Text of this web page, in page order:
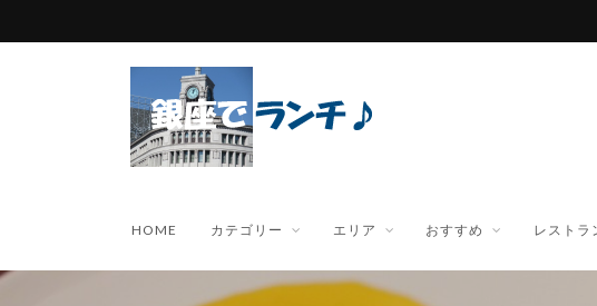
HOME カテゴリー エリア おすすめ レストラ